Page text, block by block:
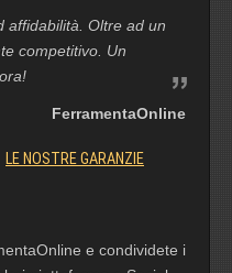
affidabilità. Oltre ad un
competitivo. Un
FerramentaOnline
LE NOSTRE GARANZIE
e condividete i